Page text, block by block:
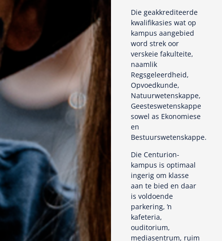
Die geakkrediteerde
kwalifikasies wat op
kampus aangebied
word strek oor
verskeie fakulteite,
naamlik
Regsgeleerdheid,
Opvoedkunde,
Natuurwetenskappe,
Geesteswetenskappe
sowel as Ekonomiese
en
Bestuurswetenskappe.
Die Centurion-
kampus is optimaal
ingerig om klasse
aan te bied en daar
is voldoende
parkering, ŉ
kafeteria,
ouditorium,
mediasentrum, ruim